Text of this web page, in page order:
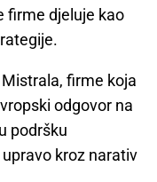
firme djeluje kao
firme koja
odgovor na
podršku
kroz narativ